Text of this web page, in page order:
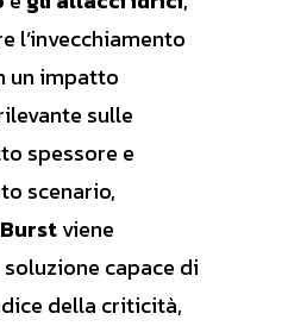
l’invecchiamento
un impatto
sulle
spessore e
scenario,
viene
capace di
della criticità,